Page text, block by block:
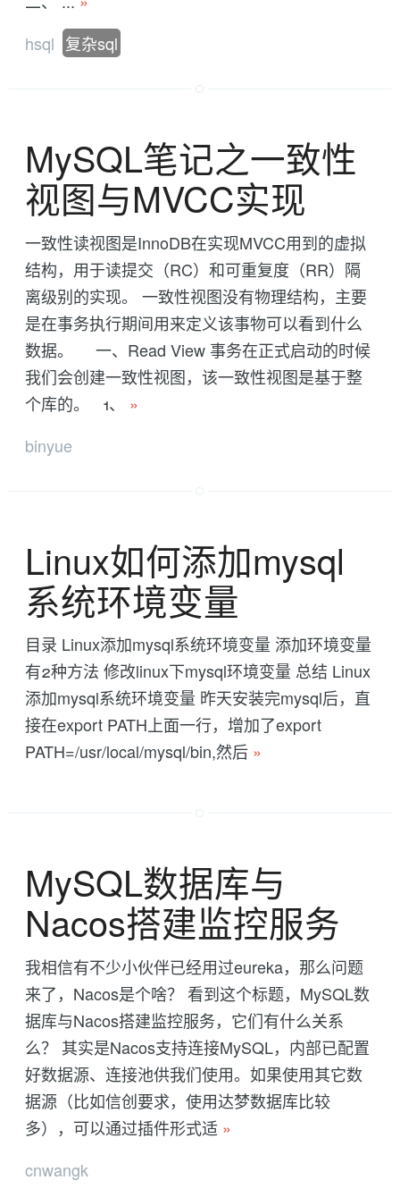
hsql 复杂sql
MySQL笔记之一致性
视图与MVCC实现
一致性读视图是InnoDB在实现MVCC用到的虚拟
结构，用于读提交（RC）和可重复度（RR）隔
离级别的实现。 一致性视图没有物理结构，主要
是在事务执行期间用来定义该事物可以看到什么
数据。 一、Read View 事务在正式启动的时候
我们会创建一致性视图，该一致性视图是基于整
个库的。 1、 »
binyue
Linux如何添加mysql
系统环境变量
目录 Linux添加mysql系统环境变量 添加环境变量
有2种方法 修改linux下mysql环境变量 总结 Linux
添加mysql系统环境变量 昨天安装完mysql后，直
接在export PATH上面一行，增加了export
PATH=/usr/local/mysql/bin,然后 »
MySQL数据库与
Nacos搭建监控服务
我相信有不少小伙伴已经用过eureka，那么问题
来了，Nacos是个啥？ 看到这个标题，MySQL数
据库与Nacos搭建监控服务，它们有什么关系
么？ 其实是Nacos支持连接MySQL，内部已配置
好数据源、连接池供我们使用。如果使用其它数
据源（比如信创要求，使用达梦数据库比较
多），可以通过插件形式适 »
cnwangk